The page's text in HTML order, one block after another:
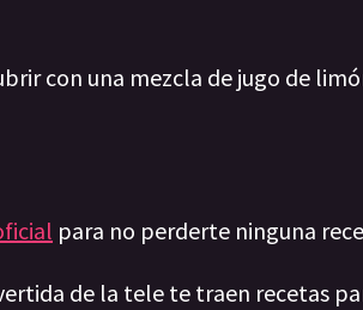
con una mezcla de jugo de
para no perderte ninguna
de la tele te traen recetas